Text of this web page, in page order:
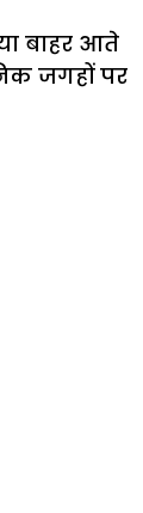
बाहर आते
जगहों पर